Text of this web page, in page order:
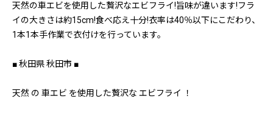
天然の車エビを使用した贅沢なエビフライ!旨味が違います!フラ
イの大きさは約15cm!食べ応え十分!衣率は40％以下にこだわり、
1本1本手作業で衣付けを行っています。
■ 秋田県 秋田市 ■
天然 の 車エビ を使用した贅沢な エビフライ ！